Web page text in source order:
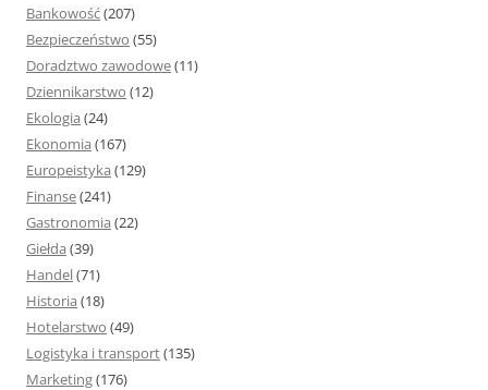
Bankowość(207)
Bezpieczeństwo (55)
Doradztwo zawodowe(11)
Dziennikarstwo (12)
Ekologia (24)
Ekonomia (167)
Europeistyka (129)
Finanse(241)
Gastronomia (22)
Giełda (39)
Handel(71)
Historia (18)
Hotelarstwo (49)
Logistyka i transport(135)
Marketing(176)